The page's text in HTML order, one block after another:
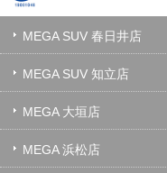
MEGA SUV 春日井店
MEGA SUV 知立店
MEGA 大垣店
MEGA 浜松店